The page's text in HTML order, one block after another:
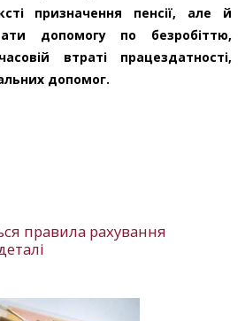
призначення пенсії, але й
допомогу по безробіттю,
втраті працездатності,
допомог.
правила рахування